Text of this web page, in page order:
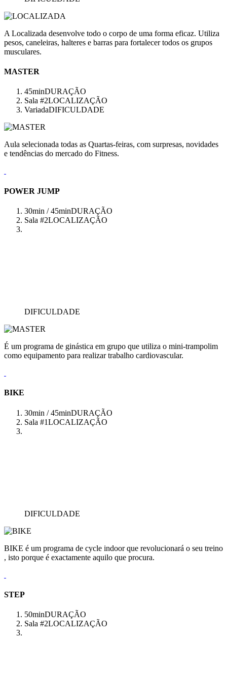
A Localizada desenvolve todo o corpo de uma forma eficaz. Utiliza
pesos, caneleiras, halteres e barras para fortalecer todos os grupos
musculares.
MASTER
45minDURAÇÃO
Sala #2LOCALIZAÇÃO
VariadaDIFICULDADE
Aula selecionada todas as Quartas-feiras, com surpresas, novidades
e tendências do mercado do Fitness.
POWER JUMP
30min / 45minDURAÇÃO
Sala #2LOCALIZAÇÃO
DIFICULDADE
É um programa de ginástica em grupo que utiliza o mini-trampolim
como equipamento para realizar trabalho cardiovascular.
BIKE
30min / 45minDURAÇÃO
Sala #1LOCALIZAÇÃO
DIFICULDADE
BIKE é um programa de cycle indoor que revolucionará o seu treino
, isto porque é exactamente aquilo que procura.
STEP
50minDURAÇÃO
Sala #2LOCALIZAÇÃO